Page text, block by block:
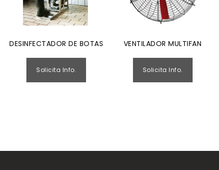
DESINFECTADOR DE BOTAS
Solicita Info.
VENTILADOR MULTIFAN
Solicita Info.